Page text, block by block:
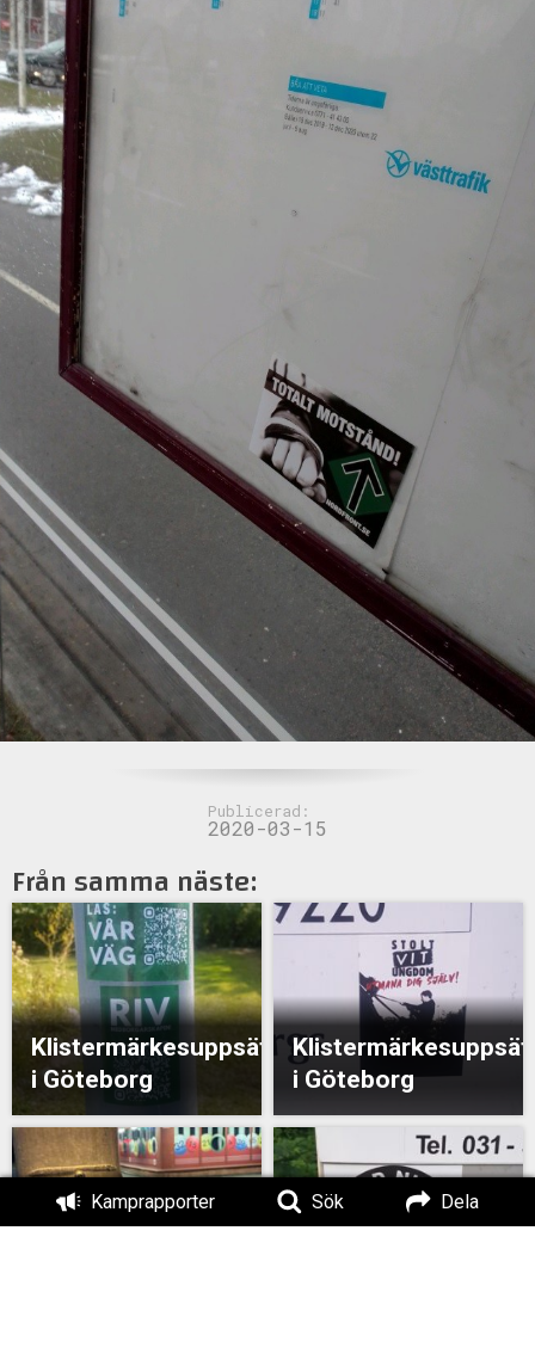
Kamprapporter Sök Dela
Publicerad:
2020-03-15
Från samma näste:
Klistermärkesuppsättning
i Göteborg
i Göteborg